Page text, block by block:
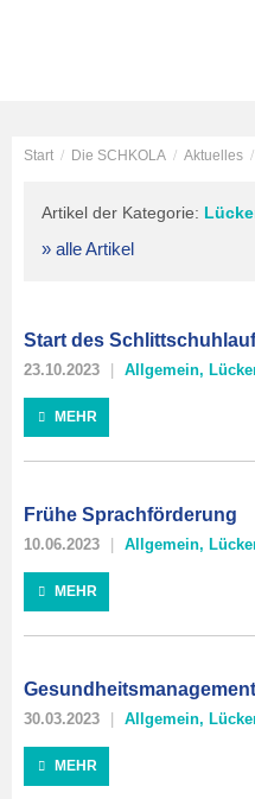
Start / Die SCHKOLA / Aktuelles /
Artikel der Kategorie:
» alle Artikel
Start des
23.10.2023 Allgemein,
MEHR
Frühe Sprachförderung
10.06.2023 Allgemein,
MEHR
30.03.2023 Allgemein,
MEHR